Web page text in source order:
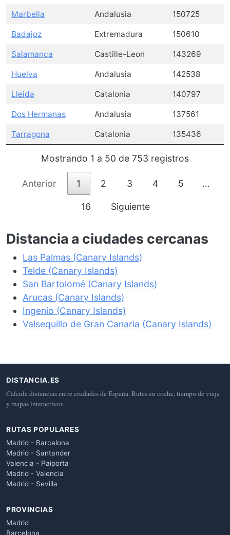
Marbella Andalusia 150725
Badajoz Extremadura 150610
Salamanca Castille-Leon 143269
Huelva Andalusia 142538
Lleida Catalonia 140797
Dos Hermanas Andalusia 137561
Tarragona Catalonia 135436
Mostrando 1 a 50 de 753 registros
Anterior 1 2 3 4 5 …
16 Siguiente
Distancia a ciudades cercanas
Las Palmas (Canary Islands)
Telde (Canary Islands)
San Bartolomé (Canary Islands)
Arucas (Canary Islands)
Ingenio (Canary Islands)
Valsequillo de Gran Canaria (Canary Islands)
DISTANCIA.ES
Calcula distancias entre ciudades de España. Rutas en coche, tiempo de viaje
y mapas interactivos.
RUTAS POPULARES
Madrid - Barcelona
Madrid - Santander
Valencia - Paiporta
Madrid - Valencia
Madrid - Sevilla
PROVINCIAS
Madrid
Barcelona